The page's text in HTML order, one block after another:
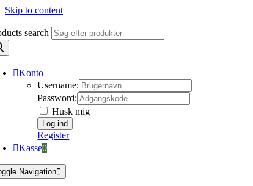
Skip to content
search
Konto
Username:
Password:
Husk mig
Register
Kasse0
Navigation